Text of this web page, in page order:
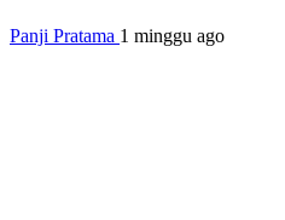
Panji Pratama 1 minggu ago